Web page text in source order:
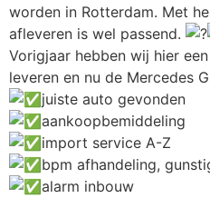
worden in Rotterdam. Met
afleveren is wel passend.
Vorigjaar hebben wij hier
leveren en nu de Mercedes
juiste auto gevonden
aankoopbemiddeling
import service A-Z
bpm afhandeling,
alarm inbouw